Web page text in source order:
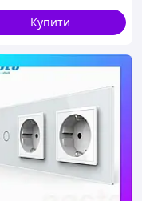
Купити